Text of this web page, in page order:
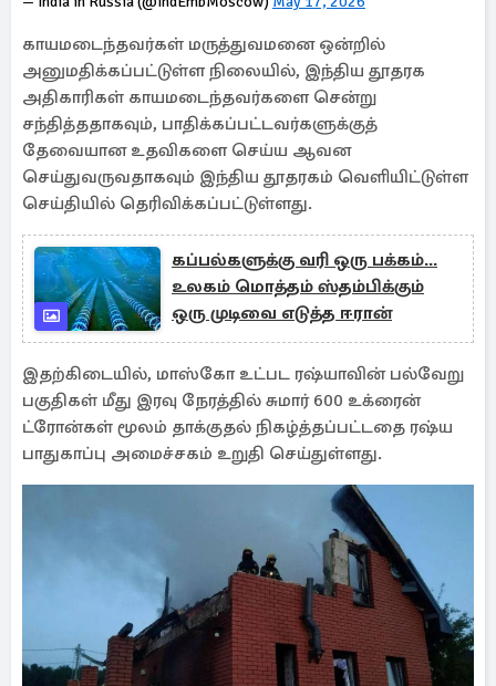
காயமடைந்தவர்கள் மருத்துவமனை ஒன்றில்
அனுமதிக்கப்பட்டுள்ள நிலையில், இந்திய தூதரக
அதிகாரிகள் காயமடைந்தவர்களை சென்று
சந்தித்ததாகவும், பாதிக்கப்பட்டவர்களுக்குத்
தேவையான உதவிகளை செய்ய ஆவன
செய்துவருவதாகவும் இந்திய தூதரகம் வெளியிட்டுள்ள
செய்தியில் தெரிவிக்கப்பட்டுள்ளது.
கப்பல்களுக்கு வரி ஒரு பக்கம்...
உலகம் மொத்தம் ஸ்தம்பிக்கும்
ஒரு முடிவை எடுத்த ஈரான்
இதற்கிடையில், மாஸ்கோ உட்பட ரஷ்யாவின் பல்வேறு
பகுதிகள் மீது இரவு நேரத்தில் சுமார் 600 உக்ரைன்
ட்ரோன்கள் மூலம் தாக்குதல் நிகழ்த்தப்பட்டதை ரஷ்ய
பாதுகாப்பு அமைச்சகம் உறுதி செய்துள்ளது.